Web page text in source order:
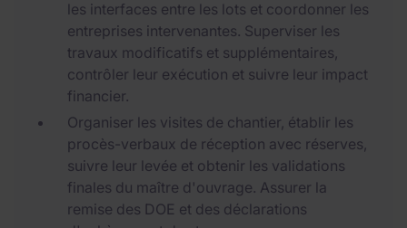
les interfaces entre les lots et coordonner les
entreprises intervenantes. Superviser les
travaux modificatifs et supplémentaires,
contrôler leur exécution et suivre leur impact
financier.
Organiser les visites de chantier, établir les
procès-verbaux de réception avec réserves,
suivre leur levée et obtenir les validations
finales du maître d'ouvrage. Assurer la
remise des DOE et des déclarations